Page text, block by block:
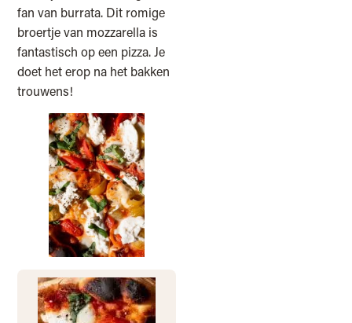
fan van burrata. Dit romige
broertje van mozzarella is
fantastisch op een pizza. Je
doet het erop na het bakken
trouwens!